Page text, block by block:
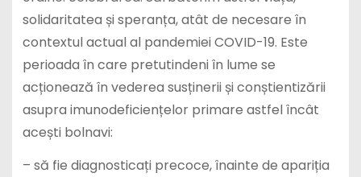
solidaritatea și speranța, atât de necesare în
contextul actual al pandemiei COVID-19. Este
perioada în care pretutindeni în lume se
acționează în vederea susținerii și conștientizării
asupra imunodeficiențelor primare astfel încât
acești bolnavi:
– să fie diagnosticați precoce, înainte de apariția